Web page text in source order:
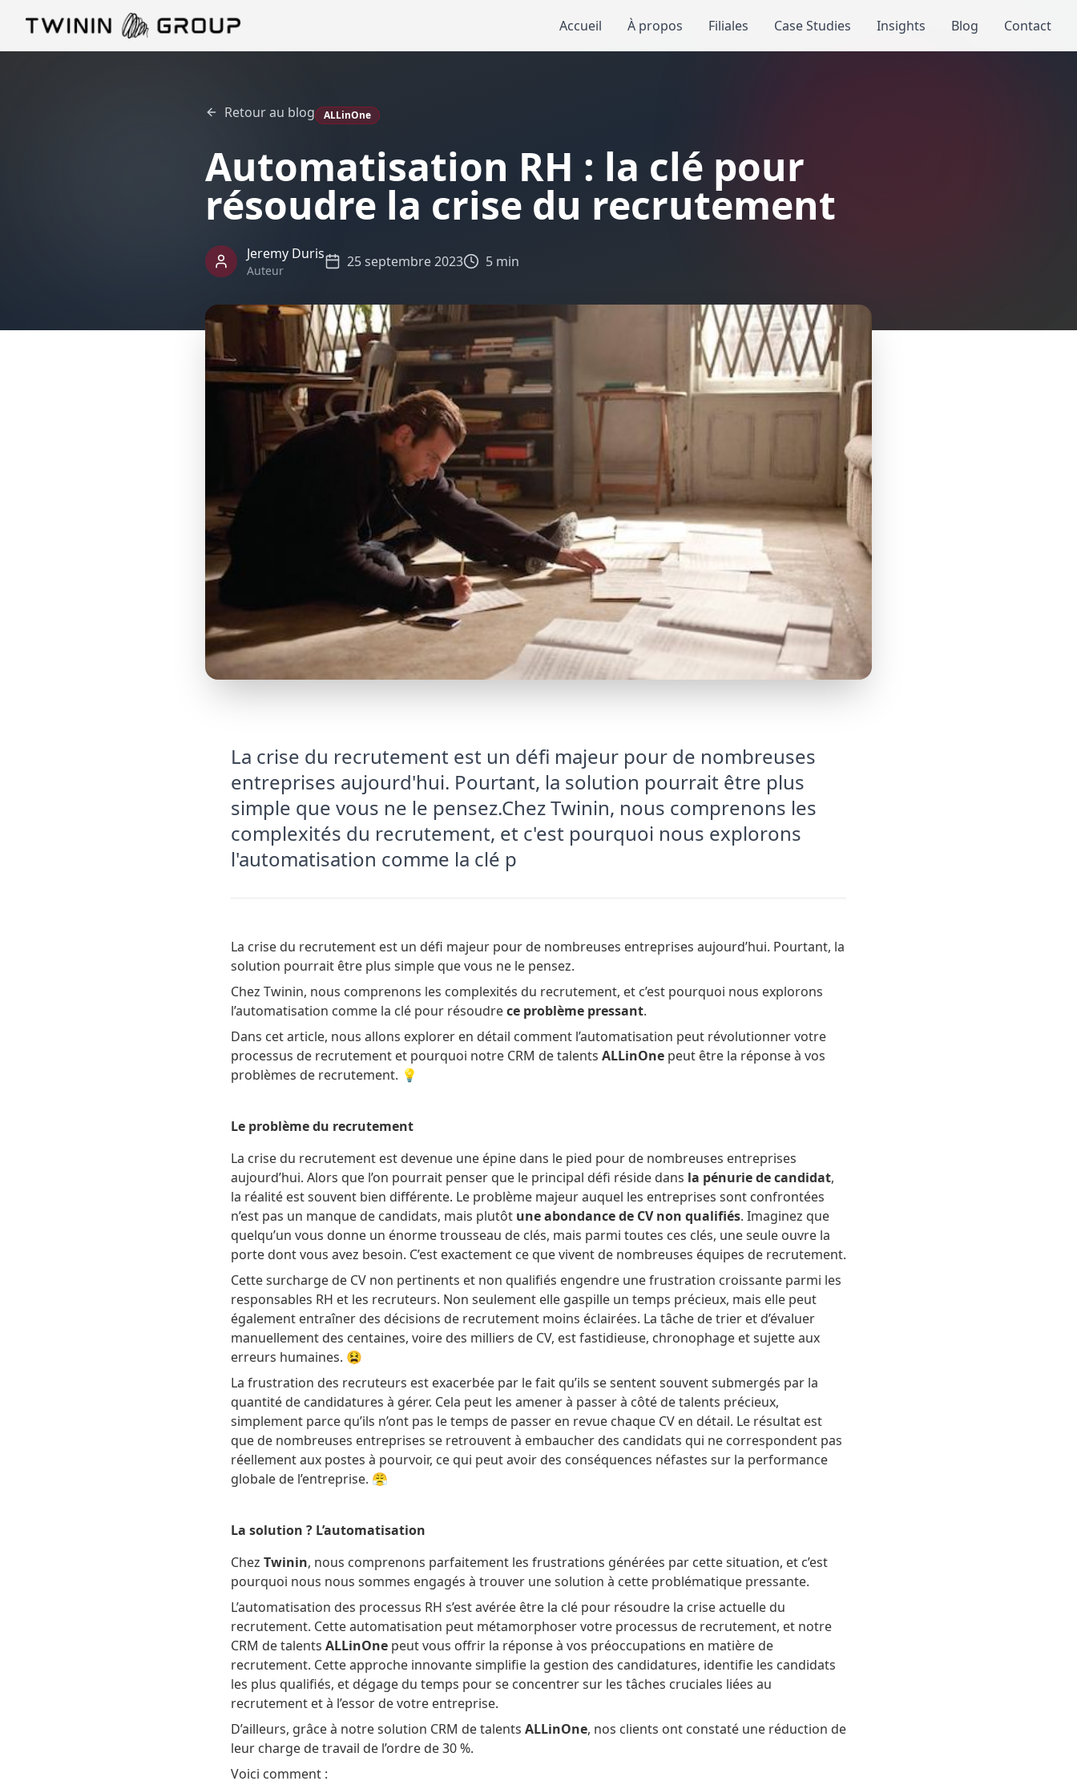
Accueil À propos Filiales Case Studies Insights Blog Contact
Retour au blog ALLinOne
Automatisation RH : la clé pour
résoudre la crise du recrutement
Jeremy Duris
Auteur
25 septembre 2023 5 min
La crise du recrutement est un défi majeur pour de nombreuses
entreprises aujourd'hui. Pourtant, la solution pourrait être plus
simple que vous ne le pensez.Chez Twinin, nous comprenons les
complexités du recrutement, et c'est pourquoi nous explorons
l'automatisation comme la clé p
La crise du recrutement est un défi majeur pour de nombreuses entreprises aujourd’hui. Pourtant, la
solution pourrait être plus simple que vous ne le pensez.
Chez Twinin, nous comprenons les complexités du recrutement, et c’est pourquoi nous explorons
l’automatisation comme la clé pour résoudrece problème pressant.
Dans cet article, nous allons explorer en détail comment l’automatisation peut révolutionner votre
processus de recrutement et pourquoi notre CRM de talents ALLinOne peut être la réponse à vos
problèmes de recrutement. 💡
Le problème du recrutement
La crise du recrutement est devenue une épine dans le pied pour de nombreuses entreprises
aujourd’hui. Alors que l’on pourrait penser que le principal défi réside dans la pénurie de candidat,
la réalité est souvent bien différente. Le problème majeur auquel les entreprises sont confrontées
n’est pas un manque de candidats, mais plutôt une abondance de CV non qualifiés. Imaginez que
quelqu’un vous donne un énorme trousseau de clés, mais parmi toutes ces clés, une seule ouvre la
porte dont vous avez besoin. C’est exactement ce que vivent de nombreuses équipes de recrutement.
Cette surcharge de CV non pertinents et non qualifiés engendre une frustration croissante parmi les
responsables RH et les recruteurs. Non seulement elle gaspille un temps précieux, mais elle peut
également entraîner des décisions de recrutement moins éclairées. La tâche de trier et d’évaluer
manuellement des centaines, voire des milliers de CV, est fastidieuse, chronophage et sujette aux
erreurs humaines. 😫
La frustration des recruteurs est exacerbée par le fait qu’ils se sentent souvent submergés par la
quantité de candidatures à gérer. Cela peut les amener à passer à côté de talents précieux,
simplement parce qu’ils n’ont pas le temps de passer en revue chaque CV en détail. Le résultat est
que de nombreuses entreprises se retrouvent à embaucher des candidats qui ne correspondent pas
réellement aux postes à pourvoir, ce qui peut avoir des conséquences néfastes sur la performance
globale de l’entreprise. 😤
La solution ? L’automatisation
Chez Twinin, nous comprenons parfaitement les frustrations générées par cette situation, et c’est
pourquoi nous nous sommes engagés à trouver une solution à cette problématique pressante.
L’automatisation des processus RH s’est avérée être la clé pour résoudre la crise actuelle du
recrutement. Cette automatisation peut métamorphoser votre processus de recrutement, et notre
CRM de talents ALLinOne peut vous offrir la réponse à vos préoccupations en matière de
recrutement. Cette approche innovante simplifie la gestion des candidatures, identifie les candidats
les plus qualifiés, et dégage du temps pour se concentrer sur les tâches cruciales liées au
recrutement et à l’essor de votre entreprise.
D’ailleurs, grâce à notre solution CRM de talents ALLinOne, nos clients ont constaté une réduction de
leur charge de travail de l’ordre de 30 %.
Voici comment :